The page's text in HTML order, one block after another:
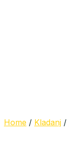
Home / Kladanj /